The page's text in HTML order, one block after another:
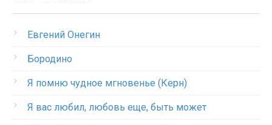
Евгений Онегин
Бородино
Я помню чудное мгновенье (Керн)
Я вас любил, любовь еще, быть может